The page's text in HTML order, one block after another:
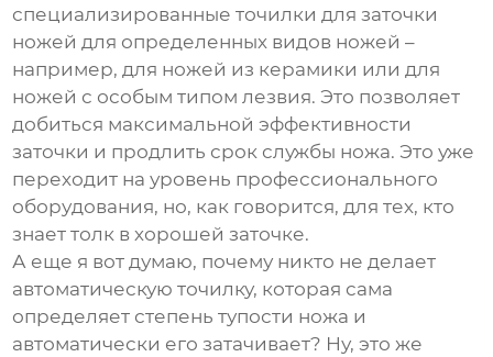
специализированныеточилки для заточки
ножей для определенных видов ножей –
например, для ножей из керамики или для
ножей с особым типом лезвия. Это позволяет
добиться максимальной эффективности
заточки и продлить срок службы ножа. Это уже
переходит на уровень профессионального
оборудования, но, как говорится, для тех, кто
знает толк в хорошей заточке.
А еще я вот думаю, почему никто не делает
автоматическую точилку, которая сама
определяет степень тупости ножа и
автоматически его затачивает? Ну, это же